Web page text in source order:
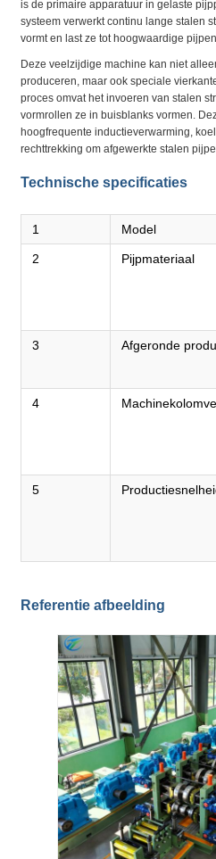
is de primaire apparatuur in gelaste
systeem verwerkt continu lange stalen
vormt en last ze tot hoogwaardige
Deze veelzijdige machine kan niet
produceren, maar ook speciale
proces omvat het invoeren van stalen
vormrollen ze in buisblanks vormen.
hoogfrequente inductieverwarming,
rechttrekking om afgewerkte stalen
Technische specificaties
1 Model
2 Pijpmateriaal
3 Afgeronde
4
5
Referentie afbeelding